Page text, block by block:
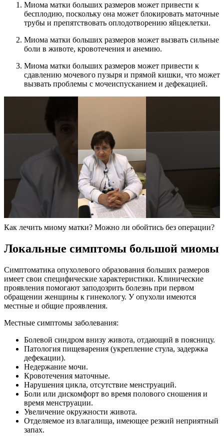
Миома матки больших размеров может привести к
бесплодию, поскольку она может блокировать маточные
трубы и препятствовать оплодотворению яйцеклетки.
Миома матки больших размеров может вызвать сильные
боли в животе, кровотечения и анемию.
Миома матки больших размеров может привести к
сдавлению мочевого пузыря и прямой кишки, что может
вызвать проблемы с мочеиспусканием и дефекацией.
Как лечить миому матки? Можно ли обойтись без операции?
Локальные симптомы большой миомы
Симптоматика опухолевого образования больших размеров
имеет свои специфические характеристики. Клинические
проявления помогают заподозрить болезнь при первом
обращении женщины к гинекологу. У опухоли имеются
местные и общие проявления.
Местные симптомы заболевания:
Болевой синдром внизу живота, отдающий в поясницу.
Патология пищеварения (укрепление стула, задержка
дефекации).
Недержание мочи.
Кровотечения маточные.
Нарушения цикла, отсутствие менструаций.
Боли или дискомфорт во время полового сношения и
время менструации.
Увеличение окружности живота.
Отделяемое из влагалища, имеющее резкий неприятный
запах.